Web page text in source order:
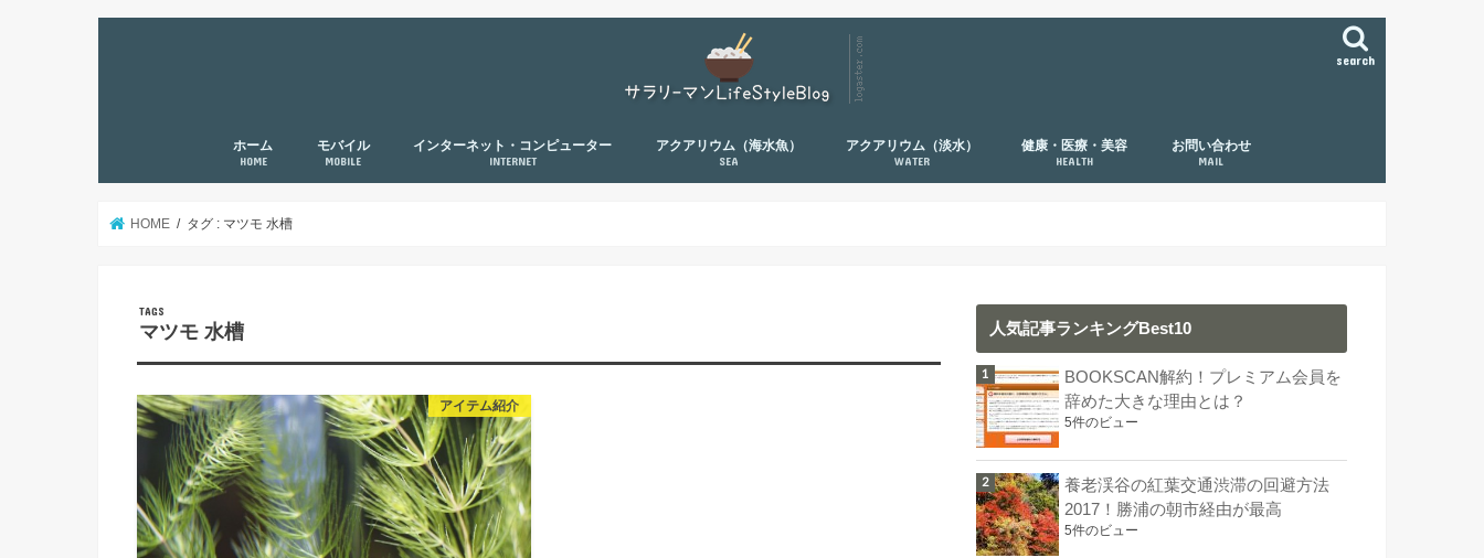
search
ホーム
HOME
モバイル
MOBILE
インターネット・コンピューター
INTERNET
アクアリウム（海水魚）
SEA
アクアリウム（淡水）
WATER
健康・医療・美容
HEALTH
お問い合わせ
MAIL
HOME タグ : マツモ 水槽
マツモ 水槽
アイテム紹介
人気記事ランキングBest10
BOOKSCAN解約！プレミアム会員を
辞めた大きな理由とは？
5件のビュー
養老渓谷の紅葉交通渋滞の回避方法
2017！勝浦の朝市経由が最高
5件のビュー